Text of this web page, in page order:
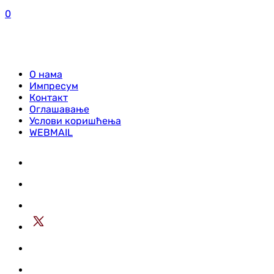
0
О нама
Импресум
Контакт
Оглашавање
Услови коришћења
WEBMAIL